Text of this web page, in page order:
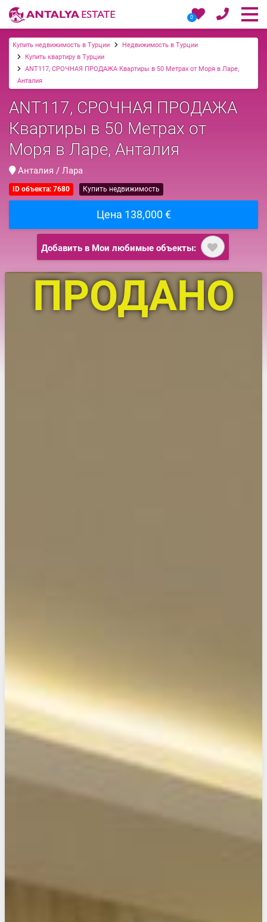
0
Купить недвижимость в Турции
Недвижимость в Турции
Купить квартиру в Турции
ANT117, СРОЧНАЯ ПРОДАЖА Квартиры в 50 Метрах от Моря в Ларе,
Анталия
ANT117, СРОЧНАЯ ПРОДАЖА
Квартиры в 50 Метрах от
Моря в Ларе, Анталия
Анталия / Лара
ID объекта: 7680 Купить недвижимость
Цена 138,000 €
Добавить в Мои любимые объекты:
ПРОДАНО